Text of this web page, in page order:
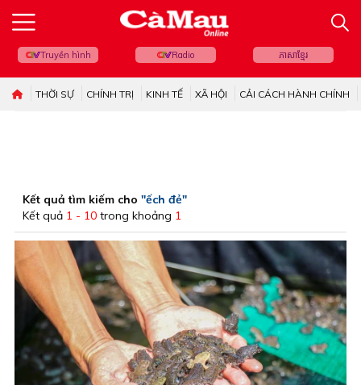
Truyền hình Radio ភាសាខ្មែរ
THỜI SỰ CHÍNH TRỊ KINH TẾ XÃ HỘI CẢI CÁCH HÀNH CHÍNH
Kết quả tìm kiếm cho "ếch đẻ"
Kết quả 1 - 10 trong khoảng 1